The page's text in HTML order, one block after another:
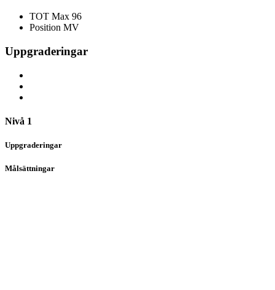
TOT Max 96
Position MV
Uppgraderingar
Nivå 1
Uppgraderingar
Målsättningar